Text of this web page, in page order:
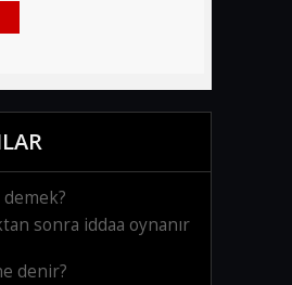
sonra iddaa oynanır
denir?